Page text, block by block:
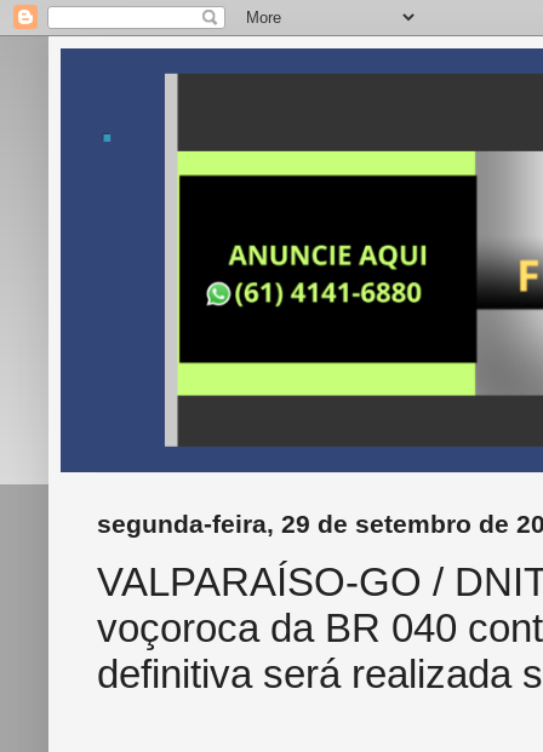
.
segunda-feira, 29 de setembro de
VALPARAÍSO-GO /
voçoroca da BR 040
definitiva será realizada